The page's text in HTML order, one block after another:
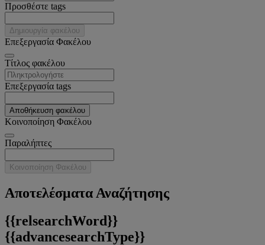
Προσθέστε tags
Δημιουργία φακέλου
Επεξεργασία Φακέλου
Tίτλος φακέλου
Επεξεργασία tags
Αποθήκευση φακέλου
Κοινοποίηση Φακέλου
Παραλήπτες
Κοινοποίηση Φακέλου
Αποτελέσματα Αναζήτησης
{{relsearchWord}}
{{advancesearchType}}